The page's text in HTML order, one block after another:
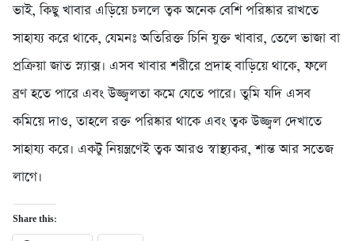
ভাই, কিছু খাবার এড়িয়ে চললে ত্বক অনেক বেশি পরিষ্কার রাখতে
সাহায্য করে থাকে, যেমনঃ অতিরিক্ত চিনি যুক্ত খাবার, তেলে ভাজা বা
প্রক্রিয়া জাত স্ন্যাক্স। এসব খাবার শরীরে প্রদাহ বাড়িয়ে থাকে, ফলে
ব্রণ হতে পারে এবং উজ্জ্বলতা কমে যেতে পারে। তুমি যদি এসব
কমিয়ে দাও, তাহলে রক্ত পরিষ্কার থাকে এবং ত্বক উজ্জ্বল দেখাতে
সাহায্য করে। একটু নিয়ন্ত্রণেই ত্বক আরও স্বাস্থ্যকর, শান্ত আর সতেজ
লাগে।
Share this: